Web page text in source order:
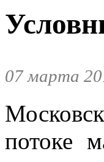
07 марта
потоке